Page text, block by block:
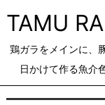
TAMU
鶏ガラをメインに、
日かけて作る魚介